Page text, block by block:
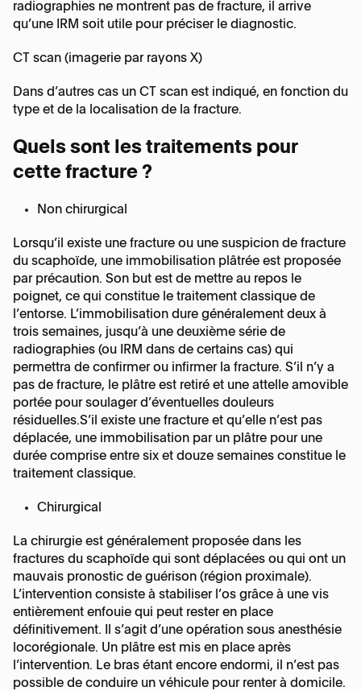
Syndrome du tunnel carpien
Tendinite de Quervain
radiographies ne montrent pas de fracture, il arrive
qu’une IRM soit utile pour préciser le diagnostic.
CT scan (imagerie par rayons X)
Dans d’autres cas un CT scan est indiqué, en fonction du
type et de la localisation de la fracture.
Quels sont les traitements pour
cette fracture ?
Non chirurgical
Lorsqu’il existe une fracture ou une suspicion de fracture
du scaphoïde, une immobilisation plâtrée est proposée
par précaution. Son but est de mettre au repos le
poignet, ce qui constitue le traitement classique de
l’entorse. L’immobilisation dure généralement deux à
trois semaines, jusqu’à une deuxième série de
radiographies (ou IRM dans de certains cas) qui
permettra de confirmer ou infirmer la fracture. S’il n’y a
pas de fracture, le plâtre est retiré et une attelle amovible
portée pour soulager d’éventuelles douleurs
résiduelles.S’il existe une fracture et qu’elle n’est pas
déplacée, une immobilisation par un plâtre pour une
durée comprise entre six et douze semaines constitue le
traitement classique.
Chirurgical
La chirurgie est généralement proposée dans les
fractures du scaphoïde qui sont déplacées ou qui ont un
mauvais pronostic de guérison (région proximale).
L’intervention consiste à stabiliser l’os grâce à une vis
entièrement enfouie qui peut rester en place
définitivement. Il s’agit d’une opération sous anesthésie
locorégionale. Un plâtre est mis en place après
l’intervention. Le bras étant encore endormi, il n’est pas
possible de conduire un véhicule pour renter à domicile.